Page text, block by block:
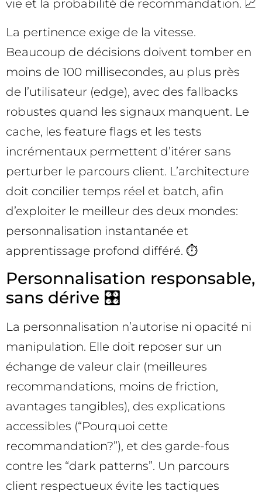
vie et la probabilité de recommandation. 📈
La pertinence exige de la vitesse.
Beaucoup de décisions doivent tomber en
moins de 100 millisecondes, au plus près
de l’utilisateur (edge), avec des fallbacks
robustes quand les signaux manquent. Le
cache, les feature flags et les tests
incrémentaux permettent d’itérer sans
perturber le parcours client. L’architecture
doit concilier temps réel et batch, afin
d’exploiter le meilleur des deux mondes:
personnalisation instantanée et
apprentissage profond différé. ⏱️
Personnalisation responsable,
sans dérive 🎛️
La personnalisation n’autorise ni opacité ni
manipulation. Elle doit reposer sur un
échange de valeur clair (meilleures
recommandations, moins de friction,
avantages tangibles), des explications
accessibles (“Pourquoi cette
recommandation?”), et des garde-fous
contre les “dark patterns”. Un parcours
client respectueux évite les tactiques